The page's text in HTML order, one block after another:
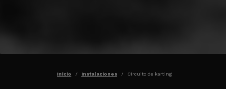
RUTA DE
Inicio Instalaciones Circuito de karting